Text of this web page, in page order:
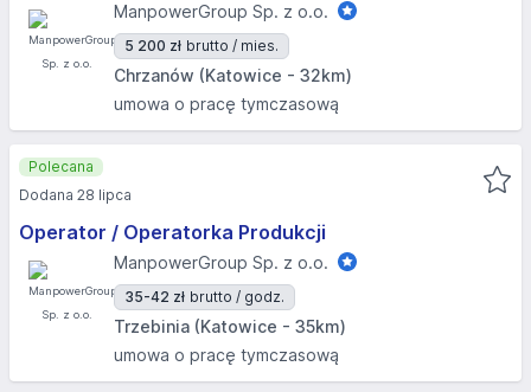
ManpowerGroup Sp. z o.o.
5 200 zł brutto / mies.
Chrzanów (Katowice - 32km)
umowa o pracę tymczasową
Operator / Operatorka Produkcji
ManpowerGroup Sp. z o.o.
35-42 zł brutto / godz.
Trzebinia (Katowice - 35km)
umowa o pracę tymczasową
Polecana
Dodana 28 lipca